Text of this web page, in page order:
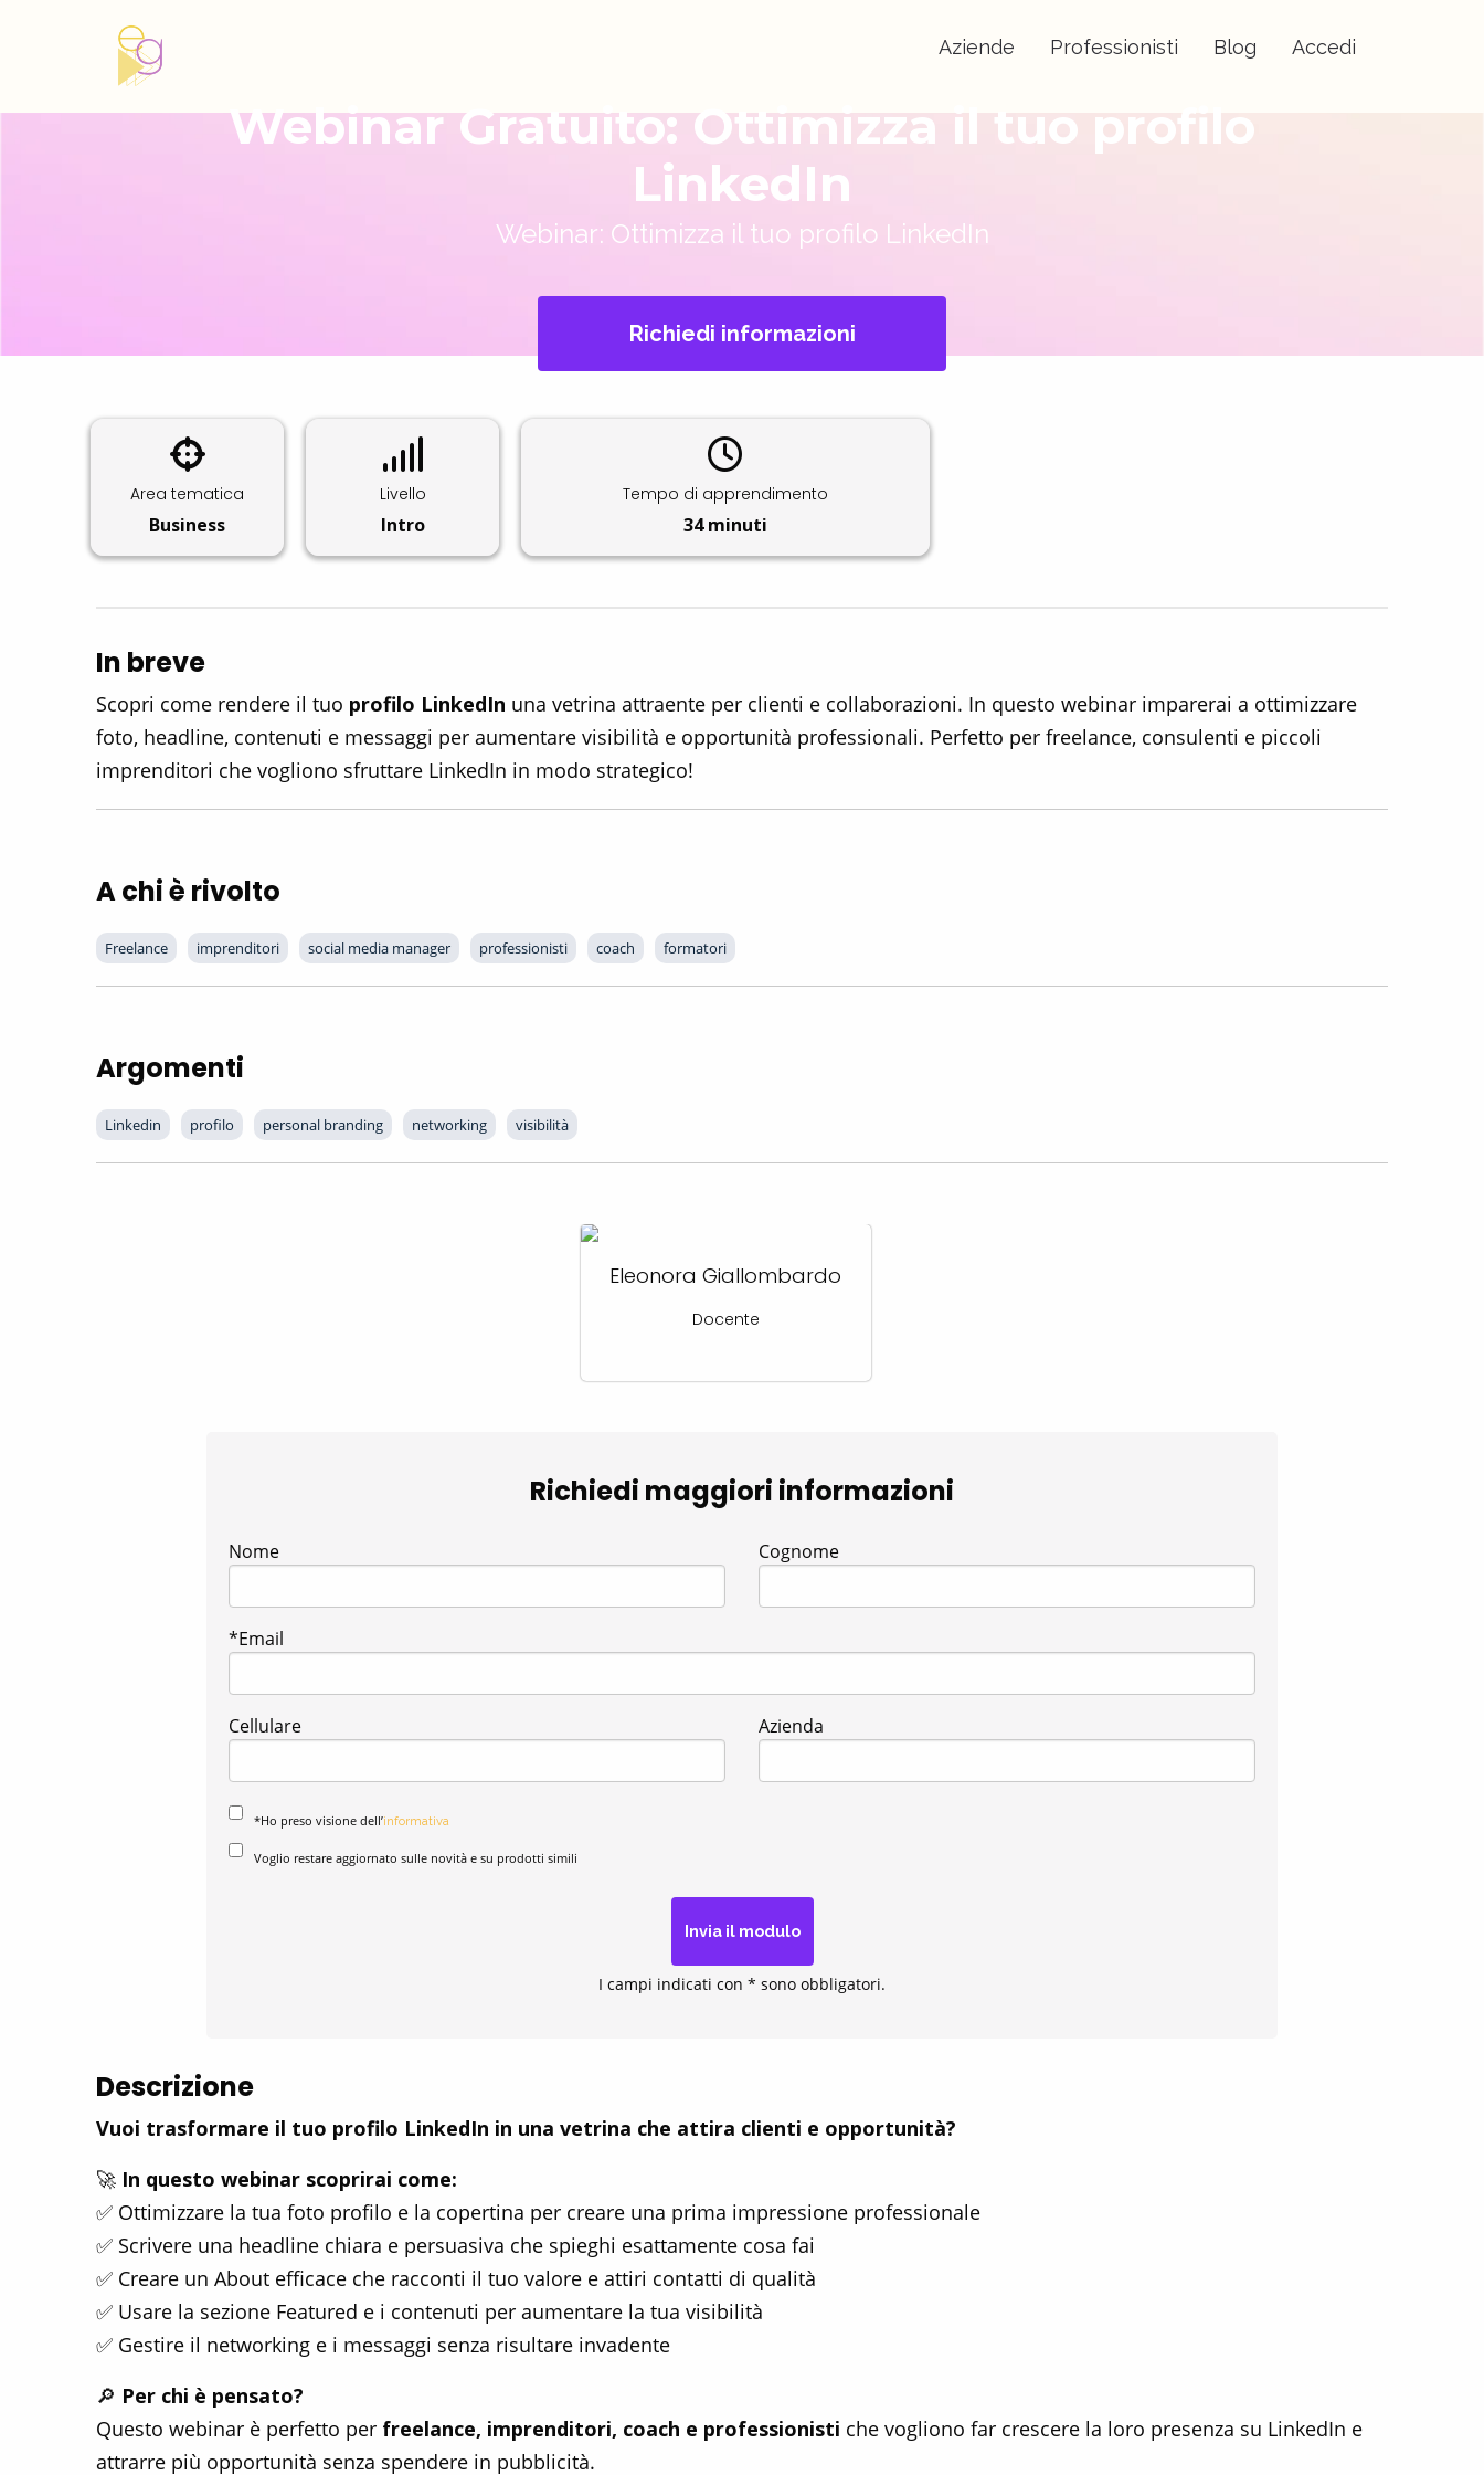
Aziende Professionisti Blog Accedi
Webinar Gratuito: Ottimizza il tuo profilo
LinkedIn
Webinar: Ottimizza il tuo profilo LinkedIn
Richiedi informazioni
Area tematica
Business
Livello
Intro
Tempo di apprendimento
34 minuti
In breve
Scopri come rendere il tuo profilo LinkedIn una vetrina attraente per clienti e collaborazioni. In questo webinar imparerai a ottimizzare
foto, headline, contenuti e messaggi per aumentare visibilità e opportunità professionali. Perfetto per freelance, consulenti e piccoli
imprenditori che vogliono sfruttare LinkedIn in modo strategico!
A chi è rivolto
Freelance imprenditori social media manager professionisti coach formatori
Argomenti
Linkedin profilo personal branding networking visibilità
Eleonora Giallombardo
Docente
Richiedi maggiori informazioni
Nome Cognome
*Email
Cellulare Azienda
*Ho preso visione dell’informativa
Voglio restare aggiornato sulle novità e su prodotti simili
Invia il modulo
I campi indicati con * sono obbligatori.
Descrizione
Vuoi trasformare il tuo profilo LinkedIn in una vetrina che attira clienti e opportunità?
🚀 In questo webinar scoprirai come:
✅ Ottimizzare la tua foto profilo e la copertina per creare una prima impressione professionale
✅ Scrivere una headline chiara e persuasiva che spieghi esattamente cosa fai
✅ Creare un About efficace che racconti il tuo valore e attiri contatti di qualità
✅ Usare la sezione Featured e i contenuti per aumentare la tua visibilità
✅ Gestire il networking e i messaggi senza risultare invadente
🔎 Per chi è pensato?
Questo webinar è perfetto per freelance, imprenditori, coach e professionisti che vogliono far crescere la loro presenza su LinkedIn e
attrarre più opportunità senza spendere in pubblicità.